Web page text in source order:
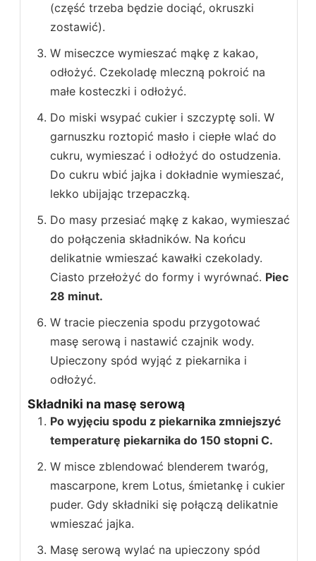
(część trzeba będzie dociąć, okruszki
zostawić).
W miseczce wymieszać mąkę z kakao,
odłożyć. Czekoladę mleczną pokroić na
małe kosteczki i odłożyć.
Do miski wsypać cukier i szczyptę soli. W
garnuszku roztopić masło i ciepłe wlać do
cukru, wymieszać i odłożyć do ostudzenia.
Do cukru wbić jajka i dokładnie wymieszać,
lekko ubijając trzepaczką.
Do masy przesiać mąkę z kakao, wymieszać
do połączenia składników. Na końcu
delikatnie wmieszać kawałki czekolady.
Ciasto przełożyć do formy i wyrównać. Piec
28 minut.
W tracie pieczenia spodu przygotować
masę serową i nastawić czajnik wody.
Upieczony spód wyjąć z piekarnika i
odłożyć.
Składniki na masę serową
Po wyjęciu spodu z piekarnika zmniejszyć
temperaturę piekarnika do 150 stopni C.
W misce zblendować blenderem twaróg,
mascarpone, krem Lotus, śmietankę i cukier
puder. Gdy składniki się połączą delikatnie
wmieszać jajka.
Masę serową wylać na upieczony spód